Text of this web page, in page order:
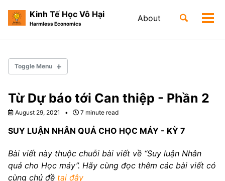
Skip
links
primary
navigation
content
footer
Kinh Tế Học Vô Hại
Harmless Economics
About
Toggle
Toggle Menu
60 GIÂY NHÂN QUẢ
SUY LUẬN NHÂN QUẢ CHO HỌC MÁY
1. Giới thiệu Suy luận Nhân quả cho Học máy
2. Tại sao chúng ta lại quan tâm tới quan hệ nhân quả?
3. Quan hệ Nhân quả mang lại lợi ích gì?
Từ Dự báo tới Can thiệp - Phần 2
August 29, 2021 7 minute read
SUY LUẬN NHÂN QUẢ CHO HỌC MÁY - KỲ 7
Bài viết này thuộc chuỗi bài viết về “Suy luận Nhân
quả cho Học máy”. Hãy cùng đọc thêm các bài viết có
cùng chủ đề tại đây